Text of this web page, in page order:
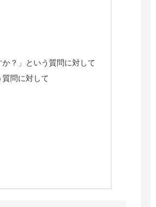
？」という質問に対して
問に対して